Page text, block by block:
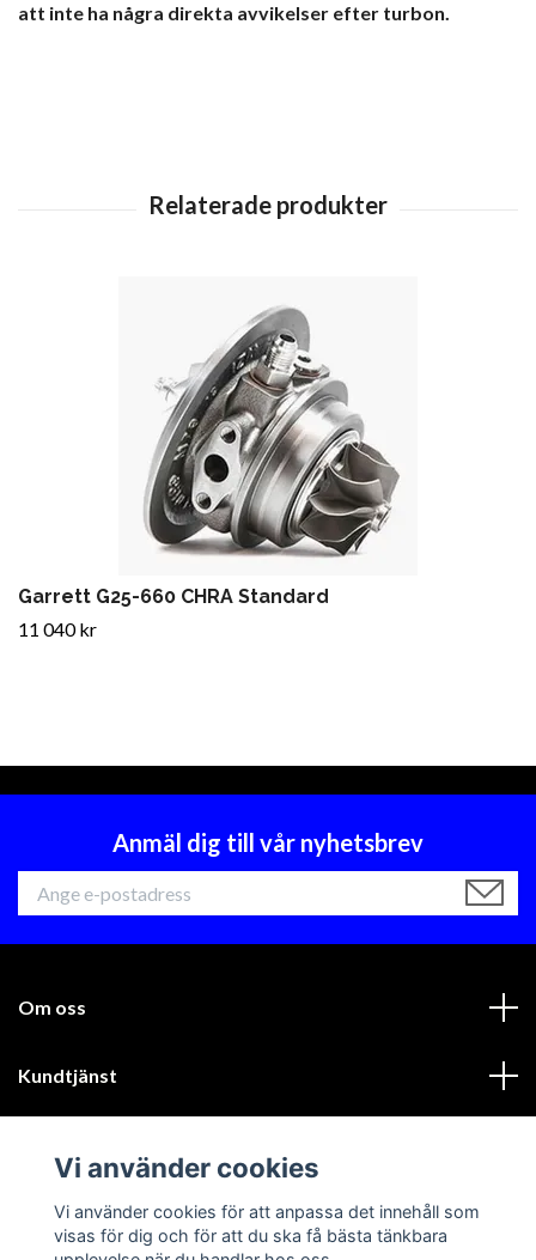
att inte ha några direkta avvikelser efter turbon.
Garrett G25-660 CHRA Standard
11 040 kr
Anmäl dig till vår nyhetsbrev
Om oss
Kundtjänst
Sociala medier
Vi använder cookies
Vi använder cookies för att anpassa det innehåll som
visas för dig och för att du ska få bästa tänkbara